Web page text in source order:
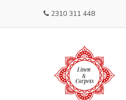
2310 311 448